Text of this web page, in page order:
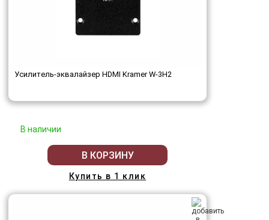
Усилитель-эквалайзер HDMI Kramer W-3H2
В наличии
В КОРЗИНУ
Купить в 1 клик